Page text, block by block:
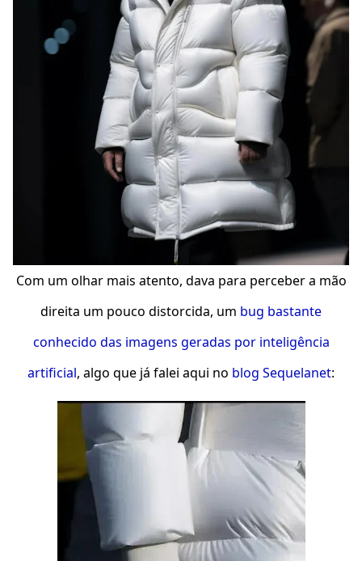
Com um olhar mais atento, dava para perceber a mão
direita um pouco distorcida, um bug bastante
conhecido das imagens geradas por inteligência
artificial, algo que já falei aqui no blog Sequelanet: